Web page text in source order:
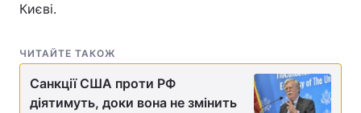
Києві.
ЧИТАЙТЕ ТАКОЖ
Санкції США проти РФ
діятимуть, доки вона не змінить